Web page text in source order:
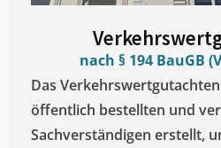
nach § 194 BauGB
Das
öffentlich bestellten und
Sachverständigen erstellt,